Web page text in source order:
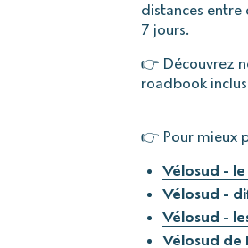
distances
7 jours.
👉 Découvrez
roadbook
👉 Pour mieux
Vélosud -
Vélosud -
Vélosud -
Vélosud de